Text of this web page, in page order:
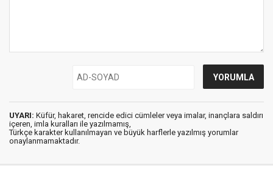
UYARI: Küfür, hakaret, rencide edici cümleler veya imalar, inançlara saldırı
içeren, imla kuralları ile yazılmamış,
Türkçe karakter kullanılmayan ve büyük harflerle yazılmış yorumlar
onaylanmamaktadır.